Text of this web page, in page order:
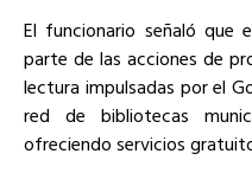
El funcionario señaló
parte de las acciones de
lectura impulsadas por el
red de bibliotecas
ofreciendo servicios